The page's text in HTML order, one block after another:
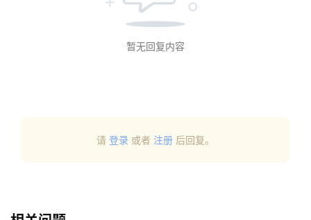
注册
暂无回复内容
请 登录 或者 注册 后回复。